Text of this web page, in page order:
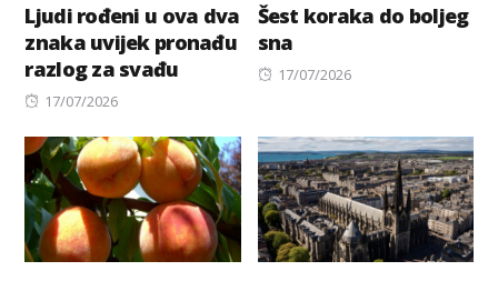
Ljudi rođeni u ova dva
znaka uvijek pronađu
razlog za svađu
Posted
17/07/2026
Šest koraka do boljeg
sna
Posted
17/07/2026